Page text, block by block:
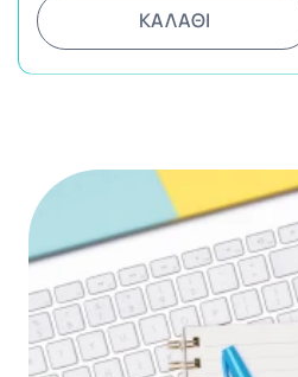
ΚΑΛΑΘΙ